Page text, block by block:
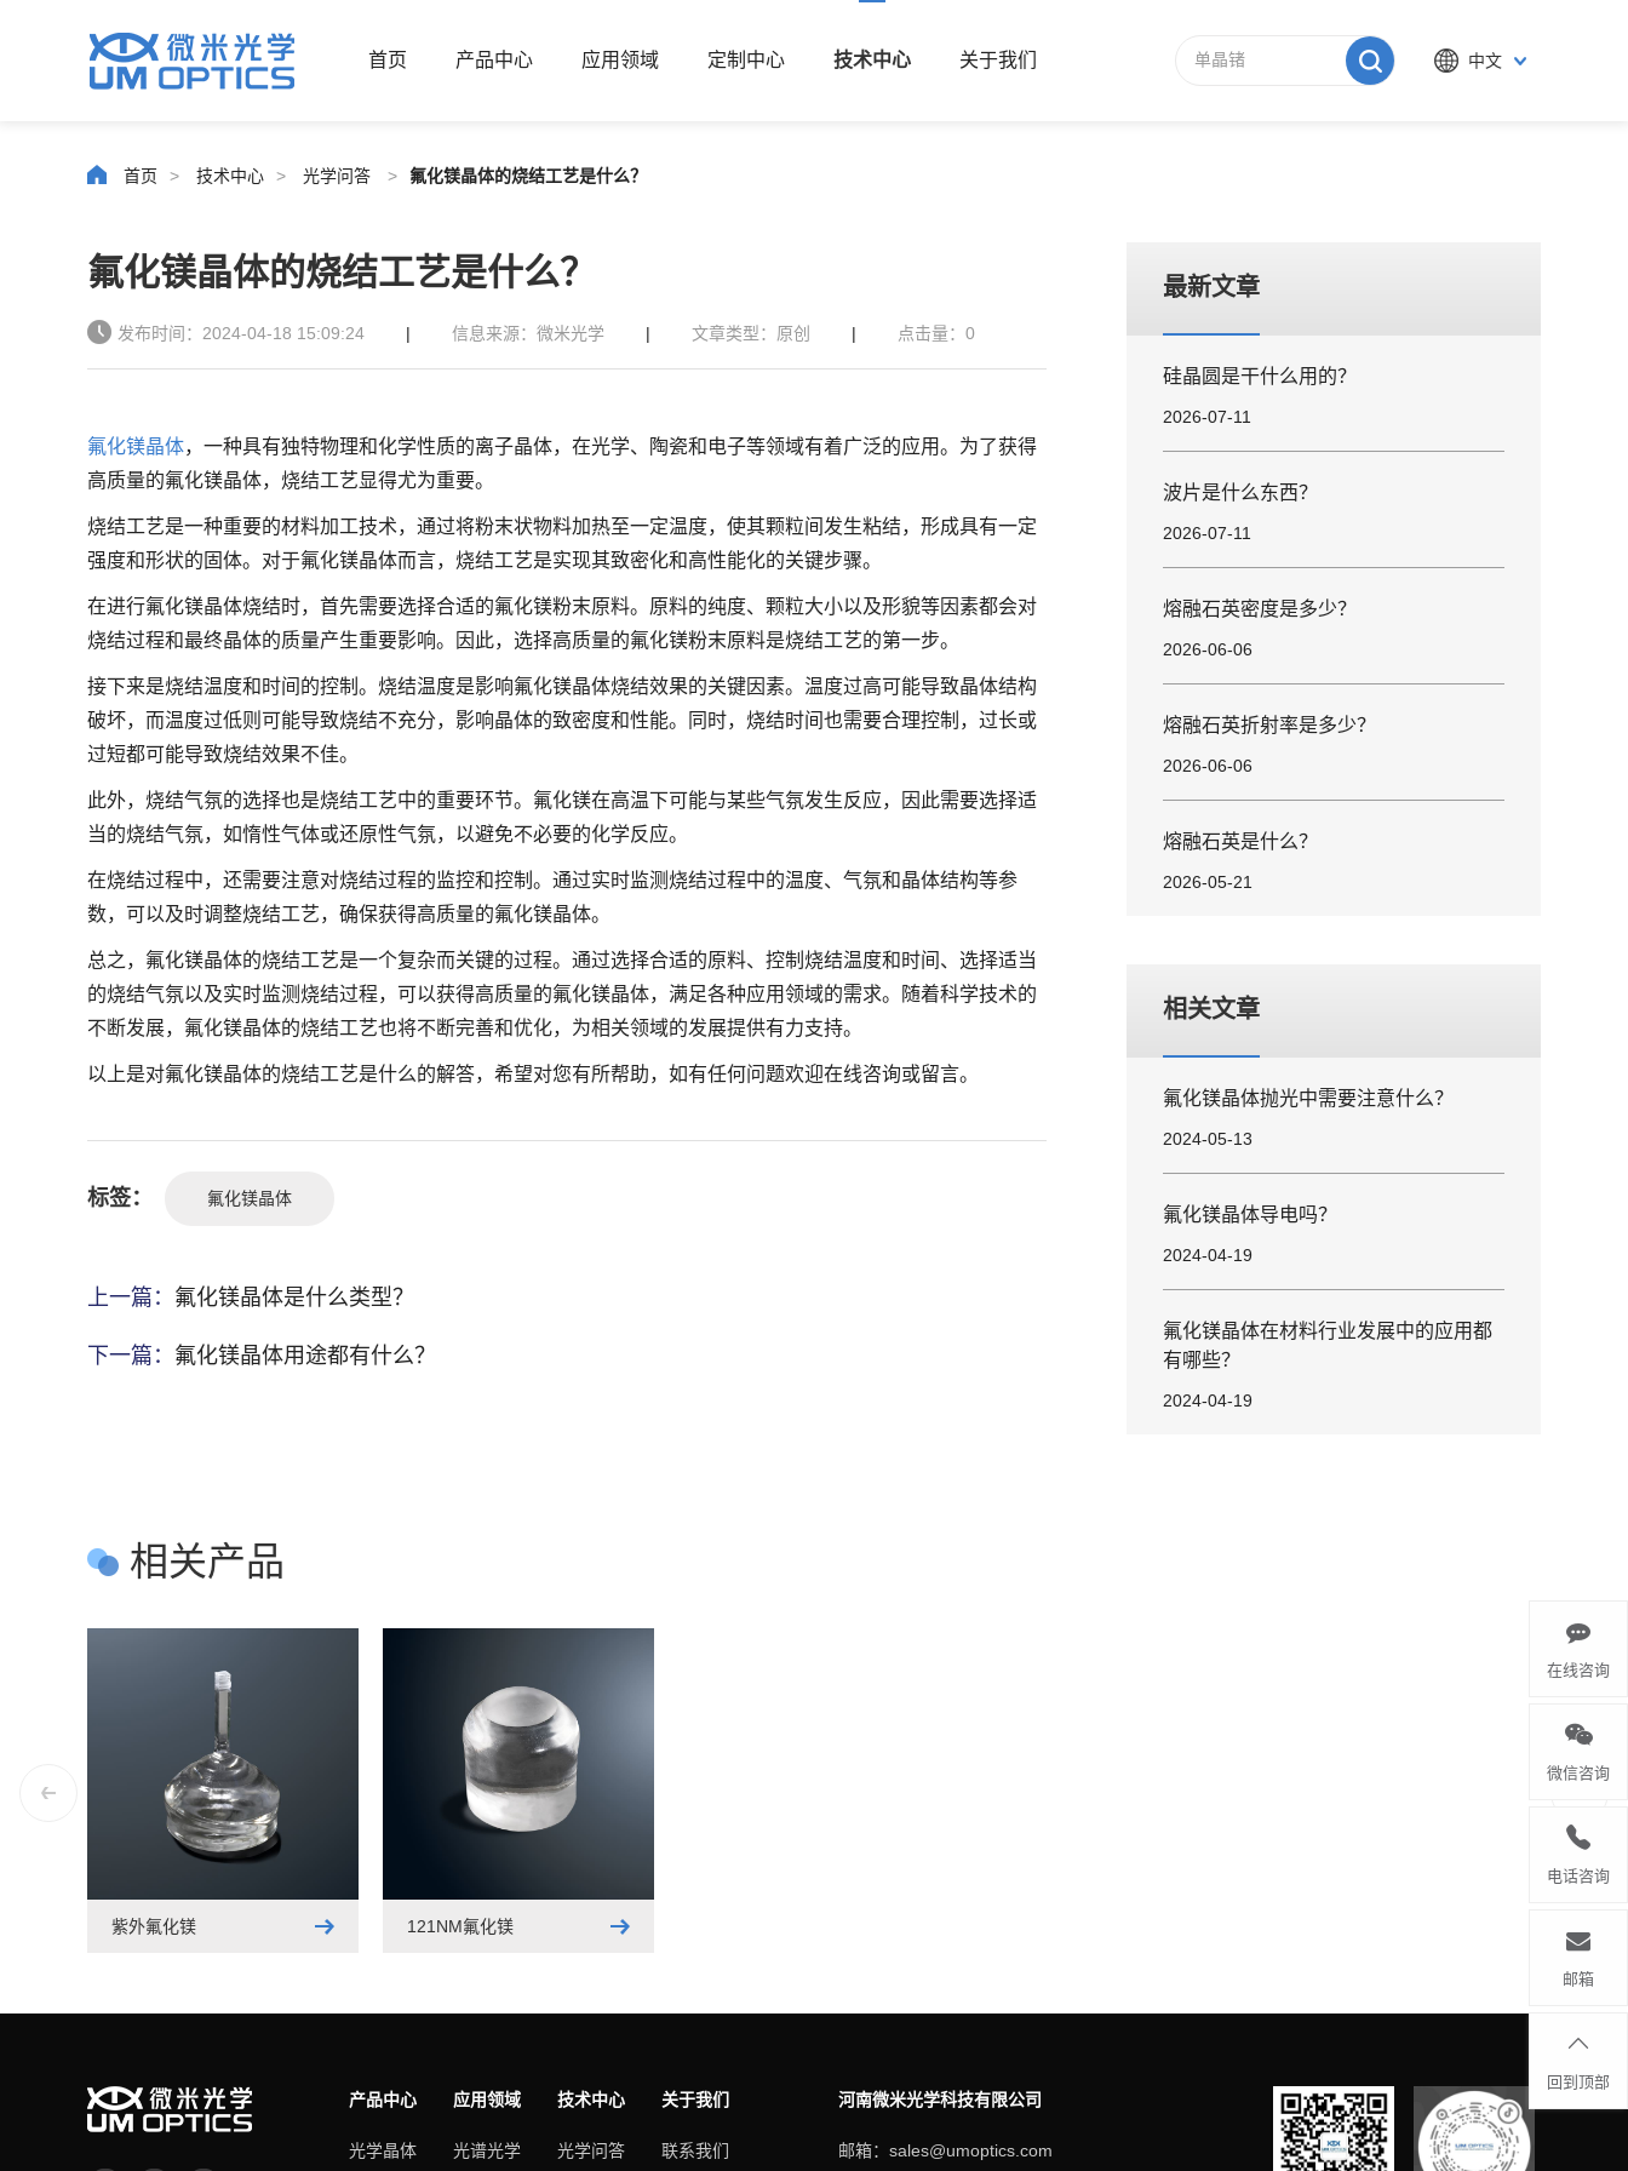
首页 产品中心 应用领域 定制中心 技术中心 关于我们 中文
首页 > 技术中心 > 光学问答 > 氟化镁晶体的烧结工艺是什么？
氟化镁晶体的烧结工艺是什么？
发布时间：2024-04-18 15:09:24 | 信息来源：微米光学 | 文章类型：原创 | 点击量： 0
氟化镁晶体，一种具有独特物理和化学性质的离子晶体，在光学、陶瓷和电子等领域有着广泛的应用。为了获得
高质量的氟化镁晶体，烧结工艺显得尤为重要。
烧结工艺是一种重要的材料加工技术，通过将粉末状物料加热至一定温度，使其颗粒间发生粘结，形成具有一定
强度和形状的固体。对于氟化镁晶体而言，烧结工艺是实现其致密化和高性能化的关键步骤。
在进行氟化镁晶体烧结时，首先需要选择合适的氟化镁粉末原料。原料的纯度、颗粒大小以及形貌等因素都会对
烧结过程和最终晶体的质量产生重要影响。因此，选择高质量的氟化镁粉末原料是烧结工艺的第一步。
接下来是烧结温度和时间的控制。烧结温度是影响氟化镁晶体烧结效果的关键因素。温度过高可能导致晶体结构
破坏，而温度过低则可能导致烧结不充分，影响晶体的致密度和性能。同时，烧结时间也需要合理控制，过长或
过短都可能导致烧结效果不佳。
此外，烧结气氛的选择也是烧结工艺中的重要环节。氟化镁在高温下可能与某些气氛发生反应，因此需要选择适
当的烧结气氛，如惰性气体或还原性气氛，以避免不必要的化学反应。
在烧结过程中，还需要注意对烧结过程的监控和控制。通过实时监测烧结过程中的温度、气氛和晶体结构等参
数，可以及时调整烧结工艺，确保获得高质量的氟化镁晶体。
总之，氟化镁晶体的烧结工艺是一个复杂而关键的过程。通过选择合适的原料、控制烧结温度和时间、选择适当
的烧结气氛以及实时监测烧结过程，可以获得高质量的氟化镁晶体，满足各种应用领域的需求。随着科学技术的
不断发展，氟化镁晶体的烧结工艺也将不断完善和优化，为相关领域的发展提供有力支持。
以上是对氟化镁晶体的烧结工艺是什么的解答，希望对您有所帮助，如有任何问题欢迎在线咨询或留言。
标签： 氟化镁晶体
上一篇： 氟化镁晶体是什么类型？
下一篇： 氟化镁晶体用途都有什么？
最新文章
硅晶圆是干什么用的？
2026-07-11
波片是什么东西？
2026-07-11
熔融石英密度是多少？
2026-06-06
熔融石英折射率是多少？
2026-06-06
熔融石英是什么？
2026-05-21
相关文章
氟化镁晶体抛光中需要注意什么？
2024-05-13
氟化镁晶体导电吗？
2024-04-19
氟化镁晶体在材料行业发展中的应用都
有哪些？
2024-04-19
相关产品
紫外氟化镁 121NM氟化镁
产品中心
光学晶体
应用领域
光谱光学
技术中心
光学问答
关于我们
联系我们
河南微米光学科技有限公司
邮箱：sales@umoptics.com
在线咨询
微信咨询
电话咨询
邮箱
回到顶部